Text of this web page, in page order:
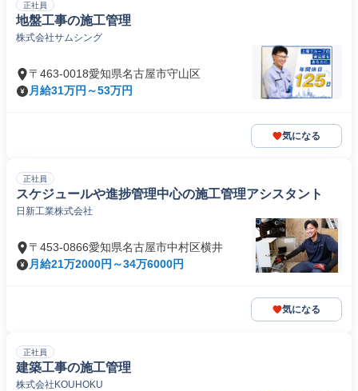
正社員
地盤工事の施工管理
株式会社サムシング
〒463-0018愛知県名古屋市守山区
月給31万円～53万円
気になる
正社員
スケジュールや進捗管理中心の施工管理アシスタント
日新工業株式会社
〒453-0866愛知県名古屋市中村区横井
月給21万2000円～34万6000円
気になる
正社員
建築工事の施工管理
株式会社KOUHOKU